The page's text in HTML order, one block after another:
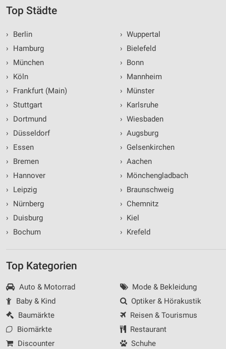
Top Städte
›
Berlin
›
Hamburg
›
München
›
Köln
›
Frankfurt (Main)
› Stuttgart
›
Dortmund
›
Düsseldorf
›
Essen
›
Bremen
›
Hannover
›
Leipzig
›
Nürnberg
›
Duisburg
›
Bochum
› Wuppertal
› Bielefeld
› Bonn
› Mannheim
› Münster
› Karlsruhe
› Wiesbaden
› Augsburg
› Gelsenkirchen
› Aachen
› Mönchengladbach
› Braunschweig
› Chemnitz
› Kiel
› Krefeld
Top Kategorien
Auto & Motorrad
Baby & Kind
Baumärkte
Biomärkte
Discounter
Mode & Bekleidung
Optiker & Hörakustik
Reisen & Tourismus
Restaurant
Schuhe